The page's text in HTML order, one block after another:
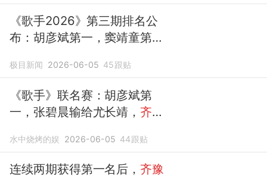
《歌手2026》第三期排名公
布：胡彦斌第一，窦靖童第
歌手暂时进入危险区
极目新闻 2026-06-05 45跟贴
《歌手》联名赛：胡彦斌第
一，张碧晨输给尤长靖， 齐豫
水中烧烤的娱 2026-06-05 44跟贴
连续两期获得第一名后， 齐豫